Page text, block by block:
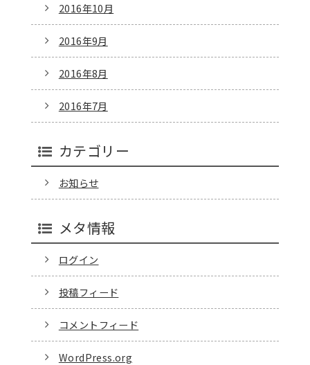
2016年10月
2016年9月
2016年8月
2016年7月
カテゴリー
お知らせ
メタ情報
ログイン
投稿フィード
コメントフィード
WordPress.org